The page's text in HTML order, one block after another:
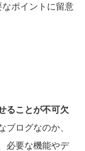
ポイントに留意
ることが不可欠
ログなのか、
必要な機能やデ